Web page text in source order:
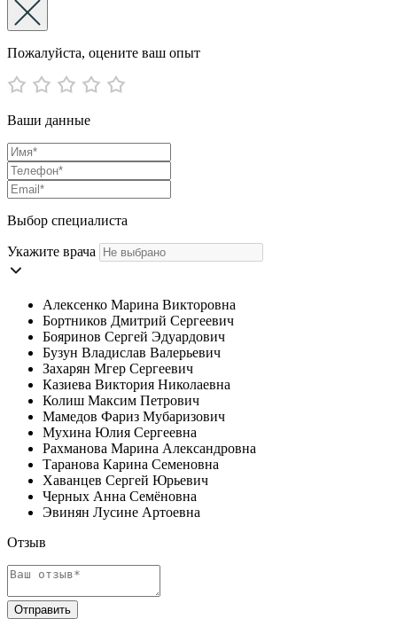
Пожалуйста, оцените ваш опыт
Ваши данные
Выбор специалиста
Укажите врача
Алексенко Марина Викторовна
Бортников Дмитрий Сергеевич
Бояринов Сергей Эдуардович
Бузун Владислав Валерьевич
Захарян Мгер Сергеевич
Казиева Виктория Николаевна
Колиш Максим Петрович
Мамедов Фариз Мубаризович
Мухина Юлия Сергеевна
Рахманова Марина Александровна
Таранова Карина Семеновна
Хаванцев Сергей Юрьевич
Черных Анна Семёновна
Эвинян Лусине Артоевна
Отзыв
Отправить